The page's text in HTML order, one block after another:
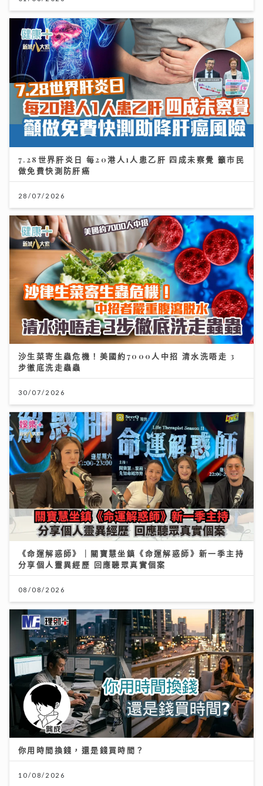
7.28世界肝炎日 每20港人1人患乙肝 四成未察覺 籲市民
做免費快測防肝癌
28/07/2026
沙生菜寄生蟲危機！美國約7000人中招 清水洗唔走 3
步徹底洗走蟲蟲
30/07/2026
《命運解惑師》｜關寶慧坐鎮《命運解惑師》新一季主持
分享個人靈異經歷 回應聽眾真實個案
08/08/2026
你用時間換錢，還是錢買時間？
10/08/2026